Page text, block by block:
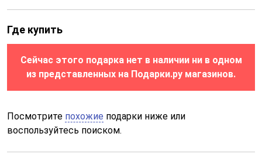
Где купить
Сейчас этого подарка нет в наличии ни в одном
из представленных на Подарки.ру магазинов.
Посмотрите похожие подарки ниже или
воспользуйтесь поиском.